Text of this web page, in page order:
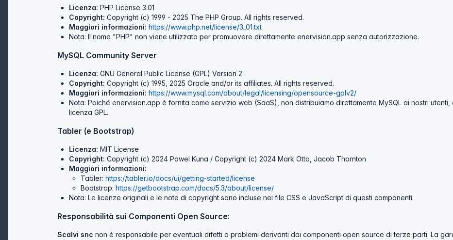
Licenza: PHP License 3.01
Copyright: Copyright (c) 1999 - 2025 The PHP Group. All rights reserved.
Maggiori informazioni: https://www.php.net/license/3_01.txt
Nota: Il nome "PHP" non viene utilizzato per promuovere direttamente enervision.app senza autorizzazione.
MySQL Community Server
Licenza: GNU General Public License (GPL) Version 2
Copyright: Copyright (c) 1995, 2025 Oracle and/or its affiliates. All rights reserved.
Maggiori informazioni: https://www.mysql.com/about/legal/licensing/opensource-gplv2/
Nota: Poiché enervision.app è fornita come servizio web (SaaS), non distribuiamo direttamente MySQL ai nostri
licenza GPL.
Tabler (e Bootstrap)
Licenza: MIT License
Copyright: Copyright (c) 2024 Pawel Kuna / Copyright (c) 2024 Mark Otto, Jacob Thornton
Maggiori informazioni:
Tabler: https://tabler.io/docs/ui/getting-started/license
Bootstrap: https://getbootstrap.com/docs/5.3/about/license/
Nota: Le licenze originali e le note di copyright sono incluse nei file CSS e JavaScript di questi componenti.
Responsabilità sui Componenti Open Source:
Scalvi snc non è responsabile per eventuali difetti o problemi derivanti dai componenti open source di terze parti. La